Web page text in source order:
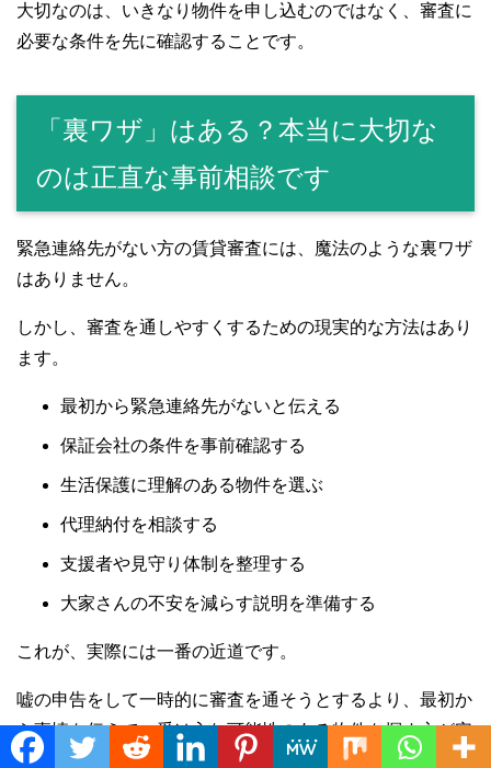
大切なのは、いきなり物件を申し込むのではなく、審査に
必要な条件を先に確認することです。
「裏ワザ」はある？本当に大切な
のは正直な事前相談です
緊急連絡先がない方の賃貸審査には、魔法のような裏ワザ
はありません。
しかし、審査を通しやすくするための現実的な方法はあり
ます。
最初から緊急連絡先がないと伝える
保証会社の条件を事前確認する
生活保護に理解のある物件を選ぶ
代理納付を相談する
支援者や見守り体制を整理する
大家さんの不安を減らす説明を準備する
これが、実際には一番の近道です。
嘘の申告をして一時的に審査を通そうとするより、最初か
ら事情を伝えて、受け入れ可能性のある物件を探す方が安
全です。
Translate »